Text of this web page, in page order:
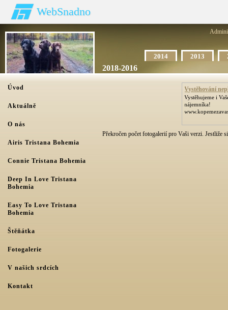
WebSnadno
2018-2016
2013
2014
Úvod
Aktuálně
O nás
Airis Tristana Bohemia
Connie Tristana Bohemia
Deep In Love Tristana
Bohemia
Easy To Love Tristana
Bohemia
Štěňátka
Fotogalerie
V našich srdcích
Kontakt
Vystěhování
Vystěhujeme i
nájemníka!
Překročen počet fotogalerií pro Vaši verzi. Jestliže